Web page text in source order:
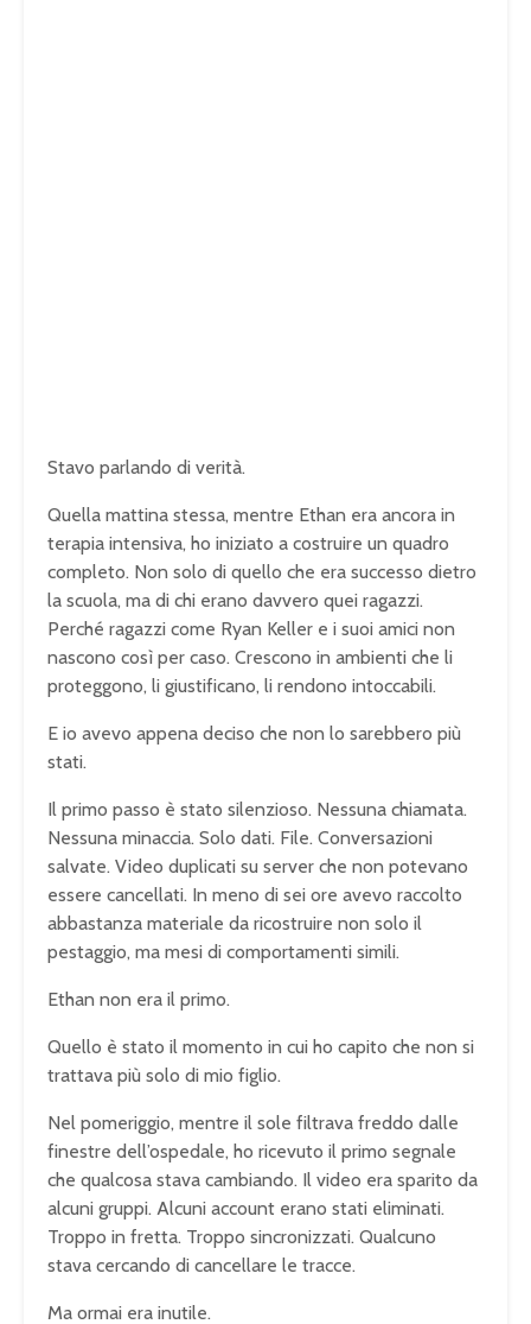
Stavo parlando di verità.
Quella mattina stessa, mentre Ethan era ancora in
terapia intensiva, ho iniziato a costruire un quadro
completo. Non solo di quello che era successo dietro
la scuola, ma di chi erano davvero quei ragazzi.
Perché ragazzi come Ryan Keller e i suoi amici non
nascono così per caso. Crescono in ambienti che li
proteggono, li giustificano, li rendono intoccabili.
E io avevo appena deciso che non lo sarebbero più
stati.
Il primo passo è stato silenzioso. Nessuna chiamata.
Nessuna minaccia. Solo dati. File. Conversazioni
salvate. Video duplicati su server che non potevano
essere cancellati. In meno di sei ore avevo raccolto
abbastanza materiale da ricostruire non solo il
pestaggio, ma mesi di comportamenti simili.
Ethan non era il primo.
Quello è stato il momento in cui ho capito che non si
trattava più solo di mio figlio.
Nel pomeriggio, mentre il sole filtrava freddo dalle
finestre dell’ospedale, ho ricevuto il primo segnale
che qualcosa stava cambiando. Il video era sparito da
alcuni gruppi. Alcuni account erano stati eliminati.
Troppo in fretta. Troppo sincronizzati. Qualcuno
stava cercando di cancellare le tracce.
Ma ormai era inutile.